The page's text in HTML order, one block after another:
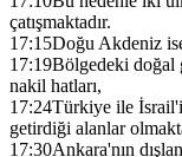
çatışmaktadır.
17:15Doğu Akdeniz
17:19Bölgedeki doğal
nakil hatları,
17:24Türkiye ile İsrail'i
getirdiği alanlar
17:30Ankara'nın